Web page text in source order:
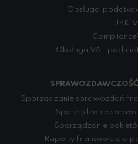
Obsługa
JPK-
Compliance
Obsługa VAT
Sporządzanie sprawozdań
Sporządzanie
Sporządzanie
Raporty finansowe dla